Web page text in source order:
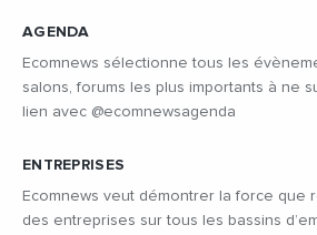
AGENDA
Ecomnews sélectionne tous les
salons, forums les plus importants à ne
lien avec @ecomnewsagenda
ENTREPRISES
Ecomnews veut démontrer la force que
des entreprises sur tous les bassins